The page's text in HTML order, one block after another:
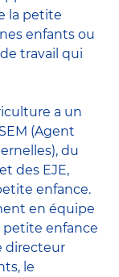
la petite
enfants ou
travail qui
a un
(Agent
du
des EJE,
enfance.
en équipe
petite enfance
directeur
, le